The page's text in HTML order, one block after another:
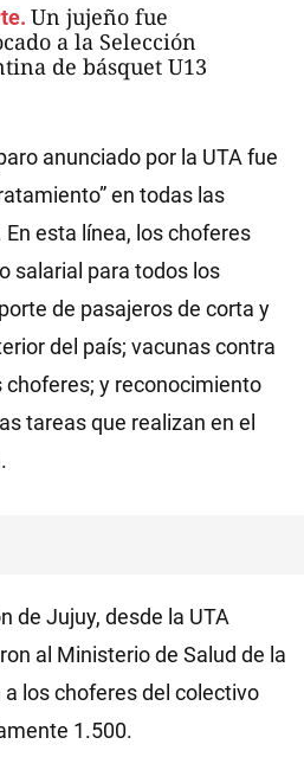
Un jujeño fue
a la Selección
de básquet U13
anunciado por la UTA fue
en todas las
esta línea, los choferes
salarial para todos los
de pasajeros de corta y
del país; vacunas contra
choferes; y reconocimiento
tareas que realizan en el
de Jujuy, desde la UTA
al Ministerio de Salud de la
los choferes del colectivo
1.500.